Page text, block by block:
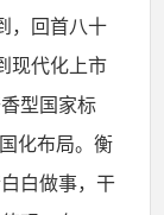
，回首八十
现代化上市
型国家标
化布局。衡
白做事，干